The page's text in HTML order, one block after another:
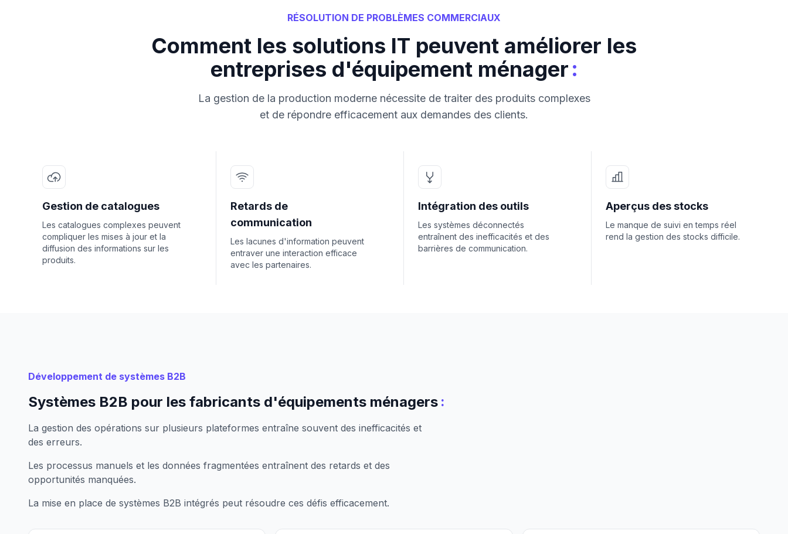
RÉSOLUTION DE PROBLÈMES COMMERCIAUX
Comment les solutions IT peuvent améliorer les
entreprises d'équipement ménager:
La gestion de la production moderne nécessite de traiter des produits complexes
et de répondre efficacement aux demandes des clients.
Gestion de catalogues
Les catalogues complexes peuvent
compliquer les mises à jour et la
diffusion des informations sur les
produits.
Retards de
communication
Les lacunes d'information peuvent
entraver une interaction efficace
avec les partenaires.
Intégration des outils
Les systèmes déconnectés
entraînent des inefficacités et des
barrières de communication.
Aperçus des stocks
Le manque de suivi en temps réel
rend la gestion des stocks difficile.
Développement de systèmes B2B
Systèmes B2B pour les fabricants d'équipements ménagers :
La gestion des opérations sur plusieurs plateformes entraîne souvent des inefficacités et
des erreurs.
Les processus manuels et les données fragmentées entraînent des retards et des
opportunités manquées.
La mise en place de systèmes B2B intégrés peut résoudre ces défis efficacement.